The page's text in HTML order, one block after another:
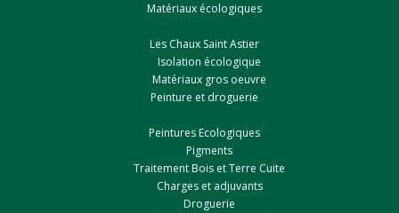
Matériaux écologiques
Les Chaux Saint Astier
Isolation écologique
Matériaux gros oeuvre
Peinture et droguerie
Peintures Ecologiques
Pigments
Traitement Bois et Terre Cuite
Charges et adjuvants
Droguerie